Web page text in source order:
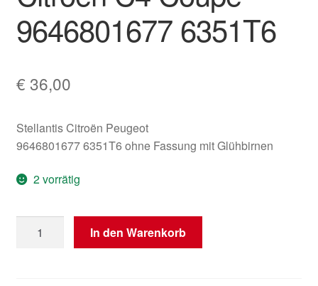
9646801677 6351T6
€ 36,00
Stellantis Citroën Peugeot
9646801677 6351T6 ohne Fassung mit Glühbirnen
2 vorrätig
hintere
In den Warenkorb